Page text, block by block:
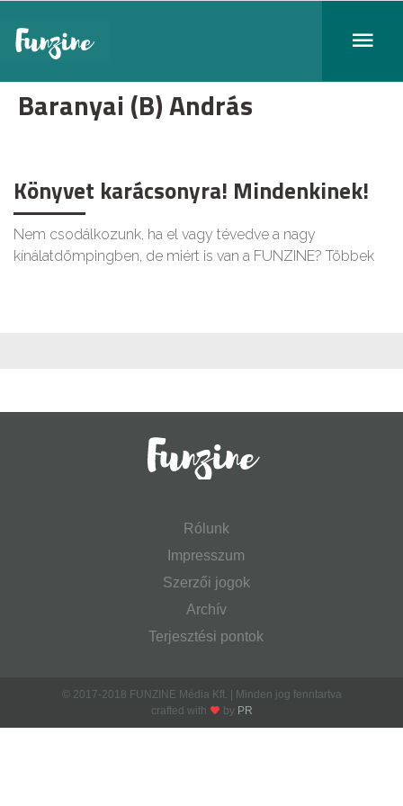
Baranyai (B) András
Könyvet karácsonyra! Mindenkinek!
Nem csodálkozunk, ha el vagy tévedve a nagy
kínálatdömpingben, de miért is van a FUNZINE? Többek
Rólunk
Impresszum
Szerzői jogok
Archív
Terjesztési pontok
© 2017-2018 FUNZINE Média Kft. | Minden jog fenntartva
crafted with
by PR